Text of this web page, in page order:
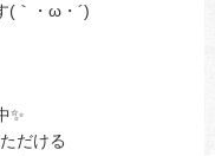
｀・ω・´)ゞ
✨
だける